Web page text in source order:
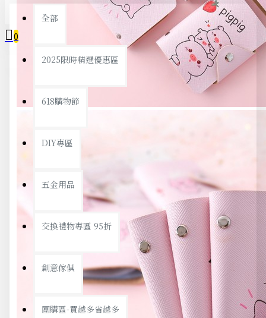
全部
2025限時精選優惠區
618購物節
DIY專區
五金用品
交換禮物專區 95折
創意傢俱
團購區-買越多省越多
0
您的購物車內沒有商品！